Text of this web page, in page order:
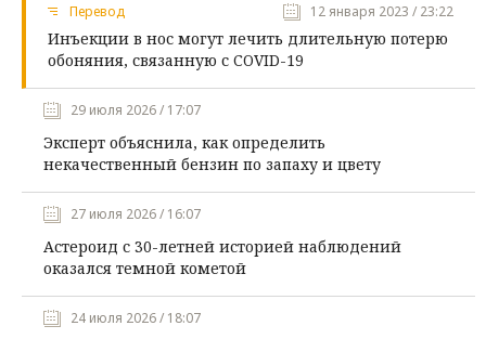
Перевод 12 января 2023 / 23:22
Инъекции в нос могут лечить длительную потерю
обоняния, связанную с COVID-19
29 июля 2026 / 17:07
Эксперт объяснила, как определить
некачественный бензин по запаху и цвету
27 июля 2026 / 16:07
Астероид с 30-летней историей наблюдений
оказался темной кометой
24 июля 2026 / 18:07